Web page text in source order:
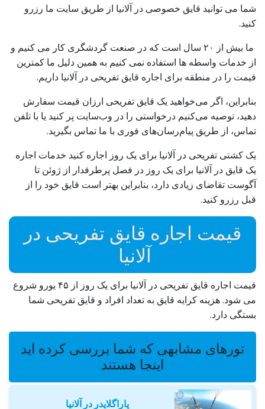
شما می توانید قایق خصوصی در آلانیا از طریق سایت ما رزرو
کنید.
ما بیش از ۲۰ سال است که در صنعت گردشگری کار می کنیم و
از خدمات واسطه ها استفاده نمی کنیم به همین دلیل ما کمترین
قیمت را در منطقه برای اجاره قایق تفریحی در آلانیا داریم.
بنابراین، اگر می‌خواهید یک قایق تفریحی ارزان قیمت سفارش
دهید، توصیه می‌کنیم درخواستی را در وب‌سایت پر کنید یا با تلفن
تماس، از طریق پیام‌رسان‌های فوری با ما تماس بگیرید.
یک کشتی تفریحی در آلانیا برای یک روز اجاره کنید خدمات اجاره
یک قایق در آلانیا برای یک روز در فصل پرطرفدار از ژوئن تا
آگوست تقاضای زیادی دارد، بنابراین بهتر است قایق خود را از
قبل رزرو کنید.
قیمت اجاره قایق تفریحی در
آلانیا
قیمت اجاره قایق تفریحی در آلانیا برای یک روز از ۴۵ یورو شروع
می شود. هزینه کرایه قایق به تعداد افراد و قایق تفریحی شما
بستگی دارد.
تورهای مشابهی که شما بررسی کرده اید
اینجا هستند
پاراگلایدر در آلانیا